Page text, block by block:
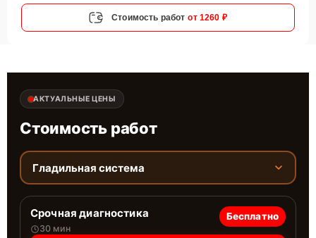
Стоимость работ от 1260 ₽
АКТУАЛЬНЫЕ ЦЕНЫ
Стоимость работ
Гладильная система
Срочная диагностика
30 мин
Бесплатно